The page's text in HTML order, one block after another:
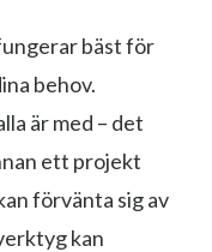
bäst för
behov.
är med – det
ett projekt
förvänta sig av
kan